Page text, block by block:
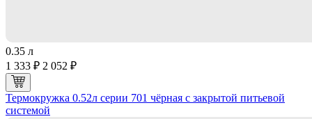
0.35 л
1 333 ₽ 2 052 ₽
Термокружка 0.52л серии 701 чёрная с закрытой питьевой
системой